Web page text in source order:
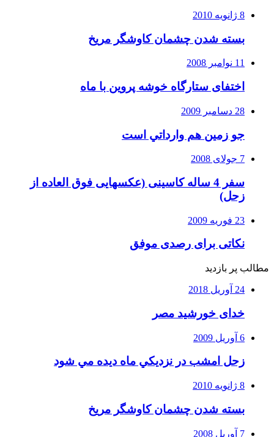
8 ژانویه 2010
بسته شدن چشمان کاوشگر مريخ
11 نوامبر 2008
اختفای ستارگاه خوشه پروین با ماه
28 دسامبر 2009
جو زمين هم وارداتي است
7 جولای 2008
سفر 4 ساله کاسینی (عکسهایی فوق العاده از
زحل)
23 فوریه 2009
نکاتی برای رصدی موفق
مطالب پر بازدید
24 آوریل 2018
خدای خورشید مصر
6 آوریل 2009
زحل امشب در نزديكي ماه ديده مي شود
8 ژانویه 2010
بسته شدن چشمان کاوشگر مريخ
7 آوریل 2008